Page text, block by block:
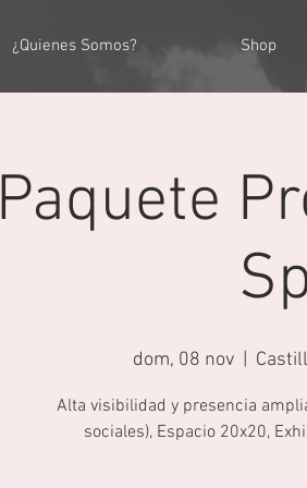
¿Quienes Somos? Shop
Paquete
dom, 08 nov
  |
Alta visibilidad y presencia
sociales), Espacio 20x20,